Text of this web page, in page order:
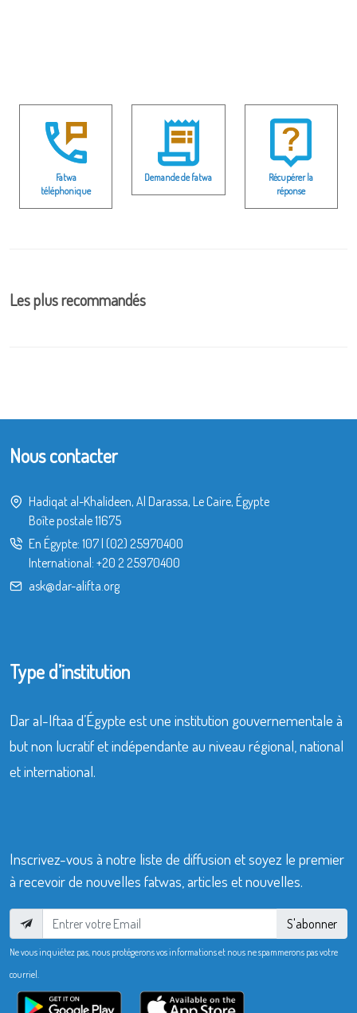
Fatwa
téléphonique
Demande de fatwa
Récupérer la
réponse
Les plus recommandés
Nous contacter
Hadiqat al-Khalideen, Al Darassa, Le Caire, Égypte
Boîte postale 11675
En Égypte: 107 (02) 25970400
International: +20 2 25970400
ask@dar-alifta.org
Type d’institution
Dar al-Iftaa d’Égypte est une institution gouvernementale à
but non lucratif et indépendante au niveau régional, national
et international.
Inscrivez-vous à notre liste de diffusion et soyez le premier
à recevoir de nouvelles fatwas, articles et nouvelles.
S'abonner
Ne vous inquiétez pas, nous protégerons vos informations et nous ne spammerons pas votre
courriel.